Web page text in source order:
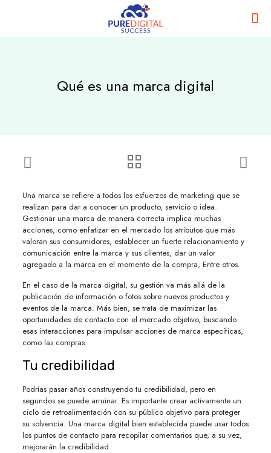
Qué es una marca digital
Una marca se refiere a todos los esfuerzos de marketing que se
realizan para dar a conocer un producto, servicio o idea.
Gestionar una marca de manera correcta implica muchas
acciones, como enfatizar en el mercado los atributos que más
valoran sus consumidores, establecer un fuerte relacionamiento y
comunicación entre la marca y sus clientes, dar un valor
agregado a la marca en el momento de la compra, Entre otros.
En el caso de la marca digital, su gestión va más allá de la
publicación de información o fotos sobre nuevos productos y
eventos de la marca. Más bien, se trata de maximizar las
oportunidades de contacto con el mercado objetivo, buscando
esas interacciones para impulsar acciones de marca específicas,
como las compras.
Tu credibilidad
Podrías pasar años construyendo tu credibilidad, pero en
segundos se puede arruinar. Es importante crear activamente un
ciclo de retroalimentación con su público objetivo para proteger
su solvencia. Una marca digital bien establecida puede usar todos
los puntos de contacto para recopilar comentarios que, a su vez,
mejorarán la credibilidad.